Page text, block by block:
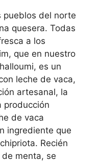
pueblos del norte
quesera. Todas
a los
que en nuestro
es un
leche de vaca,
artesanal, la
producción
de vaca
ingrediente que
Recién
menta, se